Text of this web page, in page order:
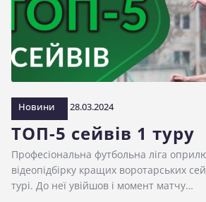
Новини 28.03.2024
ТОП-5 сейвів 1 туру
Професіональна футбольна ліга
відеопідбірку кращих воротарських
турі. До неї увійшов і момент матчу…